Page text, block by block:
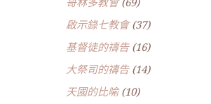
啟示錄七教會(37)
基督徒的禱告(16)
大祭司的禱告(14)
天國的比喻(10)